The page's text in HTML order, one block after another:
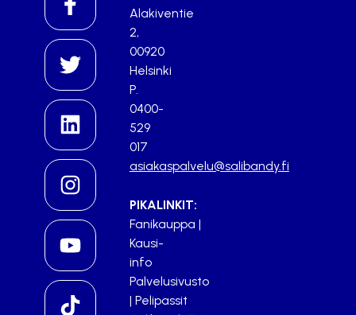
Alakiventie
2,
00920
Helsinki
P.
0400-
529
017
asiakaspalvelu@salibandy.fi
PIKALINKIT:
Fanikauppa |
Kausi-
info
Palvelusivusto
| Pelipassit